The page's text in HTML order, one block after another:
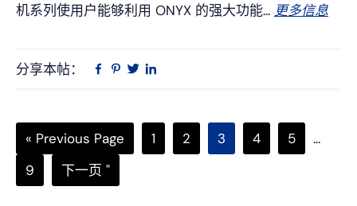
机系列使用户能够利用 ONYX 的强大功能... 更多信息
分享本帖：
在 品 推
« Go
to
Previous Page
页
1
页
2
页
3
页
4
页
5
中
...
页
9
转
下一页 "